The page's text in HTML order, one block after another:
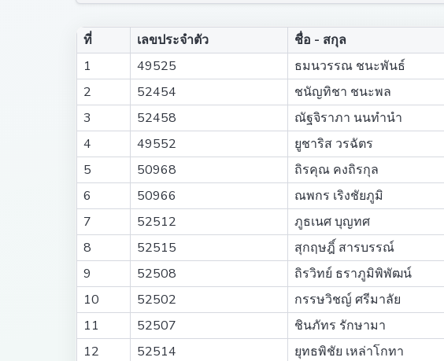
ที่ เลขประจำตัว ชื่อ - สกุล
1
49525 ธมนวรรณ ชนะพันธ์
2
52454 ชนัญทิชา ชนะพล
3
52458 ณัฐจิราภา นนทำนำ
4
49552 ยูชาริส วรฉัตร
5
50968 ถิรคุณ คงถิรกุล
6
50966 ณพกร เริงชัยภูมิ
7
52512 ภูธเนศ บุญทศ
8
52515 สุกฤษฎิ์ สารบรรณ์
9
52508 ถิรวิทย์ ธราภูมิพิพัฒน์
10
52502 กรรษวิชญ์ ศรีมาลัย
11
52507 ชินภัทร รักษามา
12
52514 ยุทธพิชัย เหล่าโกทา